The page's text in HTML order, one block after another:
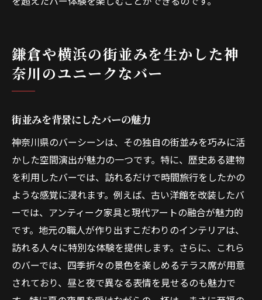
鎌倉や横浜の街並みを生かした神
奈川のユニークなバー
街並みを背景にしたバーの魅力
神奈川県のバーシーンは、その独自の街並みを巧みに活
かした空間演出が魅力の一つです。特に、歴史ある建物
を利用したバーでは、訪れるだけで時間旅行をしたかの
ような感覚に浸れます。例えば、古い洋館を改装したバ
ーでは、アンティーク家具と現代アートの融合が魅力的
です。地元の職人が作り出すこだわりのインテリアは、
訪れる人々に特別な体験を提供します。さらに、これら
のバーでは、四季折々の景色を楽しめるテラス席が用意
されており、昼と夜で異なる表情を見せるのも魅力で